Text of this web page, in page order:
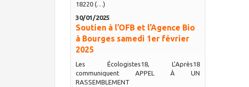
18220 (…)
30/01/2025
Soutien à l’OFB et l’Agence Bio
à Bourges samedi 1er février
2025
Les Écologistes18, L’Après18
communiquent APPEL À UN
RASSEMBLEMENT